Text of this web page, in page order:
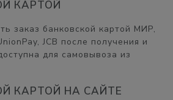
КАРТОЙ
заказ банковской картой МИР,
JCB после получения и
для самовывоза из
КАРТОЙ НА САЙТЕ